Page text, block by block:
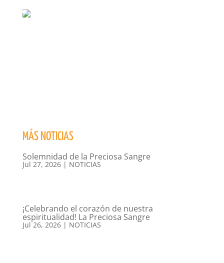
MÁS NOTICIAS
Solemnidad de la Preciosa Sangre
Jul 27, 2026| NOTICIAS
¡Celebrando el corazón de nuestra
espiritualidad! La Preciosa Sangre
Jul 26, 2026| NOTICIAS